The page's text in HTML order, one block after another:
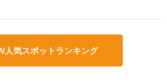
人気スポットランキング